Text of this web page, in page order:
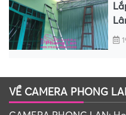
VỀ CAMERA PHONG